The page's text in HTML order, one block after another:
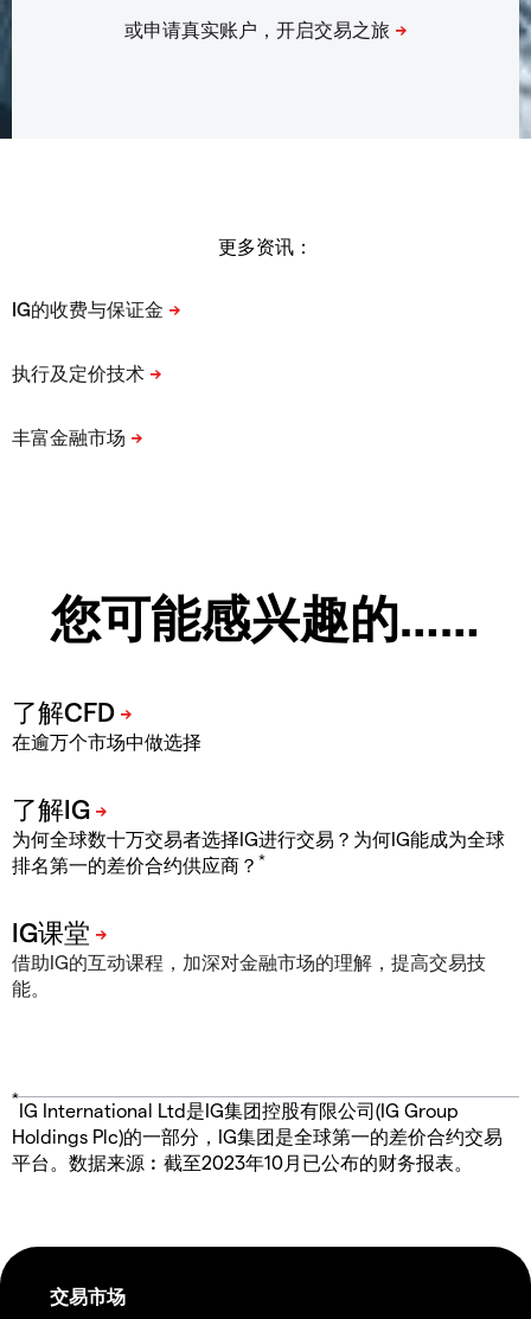
更多资讯：
您可能感兴趣的……
在逾万个市场中做选择
为何全球数十万交易者选择IG进行交易？为何IG能成为全球
排名第一的差价合约供应商？ *
借助IG的互动课程，加深对金融市场的理解，提高交易技
能。
*
IG International Ltd是IG集团控股有限公司(IG Group
Holdings Plc)的一部分，IG集团是全球第一的差价合约交易
平台。数据来源︰截至2023年10月已公布的财务报表。
交易市场